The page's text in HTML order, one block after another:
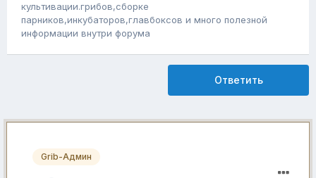
культивации.грибов,сборке
парников,инкубаторов,главбоксов и много полезной
информации внутри форума
Ответить
Grib-Админ